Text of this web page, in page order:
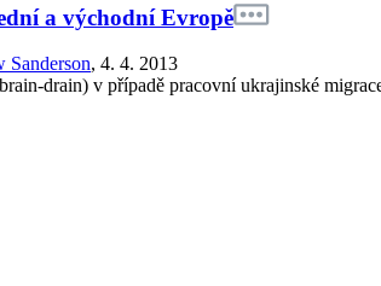
a východní Evropě
Sanderson, 4. 4. 2013
drain) v případě pracovní ukrajinské